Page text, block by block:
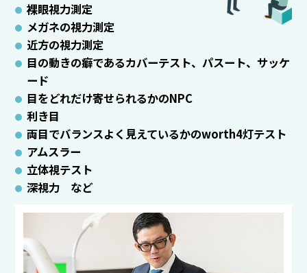
裸眼視力測定
メガネの視力測定
近方の視力測定
目の動きの癖であるカバーテスト、パスート、サッケ
ード
目をどれだけ寄せられるかのNPC
利き目
両目でバランスよく見えているかのworth4灯テスト
アムスラー
立体視テスト
深視力 など